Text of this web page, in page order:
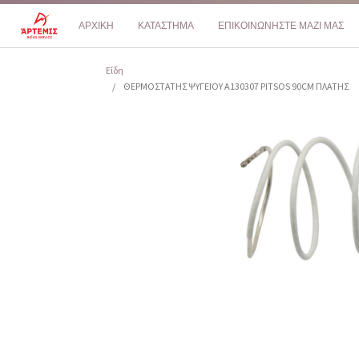
ΑΡΧΙΚΗ ΚΑΤΑΣΤΗΜΑ ΕΠΙΚΟΙΝΩΝΗΣΤΕ ΜΑΖΙ ΜΑΣ
Είδη
ΘΕΡΜΟΣΤΑΤΗΣ ΨΥΓΕΙΟΥ A130307 PITSOS 90CM ΠΛΑΤΗΣ